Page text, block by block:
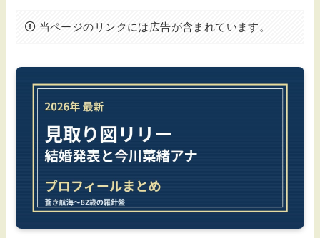
当ページのリンクには広告が含まれています。